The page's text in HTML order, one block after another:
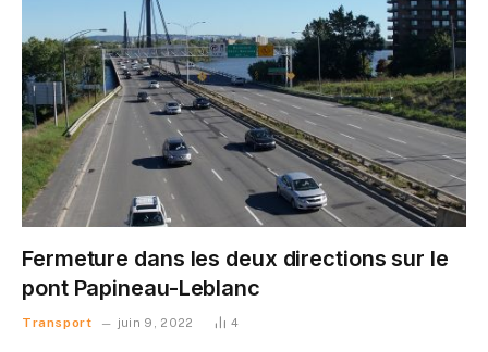
Fermeture dans les deux directions sur le
pont Papineau-Leblanc
Transport juin 9, 2022 4